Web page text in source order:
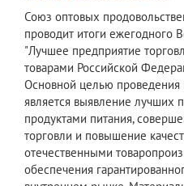
Союз оптовых
проводит итоги ежегодного
"Лучшее предприятие
товарами Российской
Основной целью проведения
является выявление лучших
продуктами питания,
торговли и повышение
отечественными
обеспечения